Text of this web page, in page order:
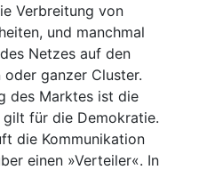
Verbreitung von
und manchmal
Netzes auf den
ganzer Cluster.
des Marktes ist die
für die Demokratie.
die Kommunikation
einen »Verteiler«. In